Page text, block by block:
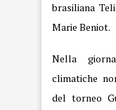
brasiliana
Marie Beniot.
Nella
climatiche
del torneo